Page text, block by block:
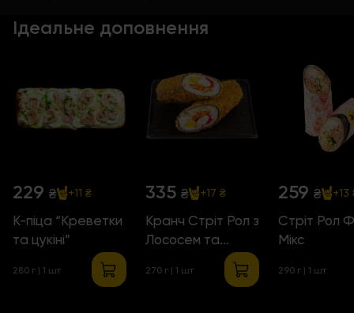
Ідеальне доповнення
229 ₴ +11 ₴
К-піца “Креветки
та цукіні”
280 г | 1 шт
335 ₴ +17 ₴
Кранч Стріт Рол з
Лососем та
270 г | 1 шт
259 ₴ +13
Стріт Рол
Мікс
290 г | 1 шт